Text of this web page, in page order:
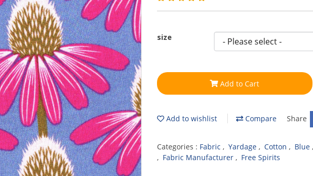
size
Add to Cart
Add to wishlist Compare Share
Categories : Fabric , Yardage , Cotton , Blue ,
, Fabric Manufacturer , Free Spirits